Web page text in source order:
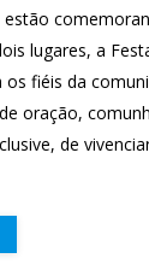
lugares, a
fiéis da
oração,
de